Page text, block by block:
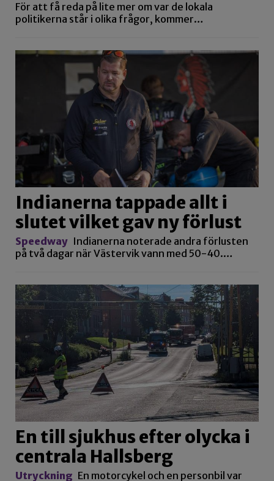
För att få reda på lite mer om var de lokala
politikerna står i olika frågor, kommer…
Indianerna tappade allt i
slutet vilket gav ny förlust
Speedway Indianerna noterade andra förlusten
på två dagar när Västervik vann med 50-40.…
En till sjukhus efter olycka i
centrala Hallsberg
Utryckning En motorcykel och en personbil var